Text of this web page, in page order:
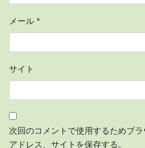
メール *
サイト
次回のコメントで使用するためブ
アドレス、サイトを保存する。